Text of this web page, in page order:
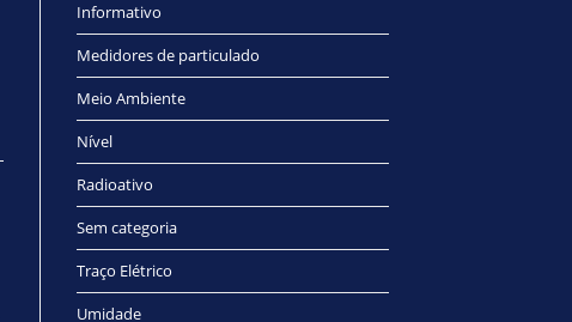
Informativo
Medidores de particulado
Meio Ambiente
Nível
Radioativo
Sem categoria
Traço Elétrico
Umidade